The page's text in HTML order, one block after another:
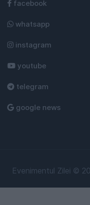
facebook
whatsapp
instagram
youtube
telegram
google news
Evenimentul Zilei ©